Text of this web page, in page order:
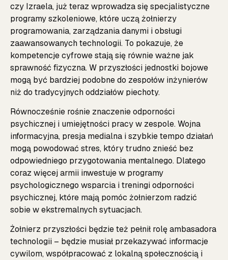
czy Izraela, już teraz wprowadza się specjalistyczne
programy szkoleniowe, które uczą żołnierzy
programowania, zarządzania danymi i obsługi
zaawansowanych technologii. To pokazuje, że
kompetencje cyfrowe stają się równie ważne jak
sprawność fizyczna. W przyszłości jednostki bojowe
mogą być bardziej podobne do zespołów inżynierów
niż do tradycyjnych oddziałów piechoty.
Równocześnie rośnie znaczenie odporności
psychicznej i umiejętności pracy w zespole. Wojna
informacyjna, presja medialna i szybkie tempo działań
mogą powodować stres, który trudno znieść bez
odpowiedniego przygotowania mentalnego. Dlatego
coraz więcej armii inwestuje w programy
psychologicznego wsparcia i treningi odporności
psychicznej, które mają pomóc żołnierzom radzić
sobie w ekstremalnych sytuacjach.
Żołnierz przyszłości będzie też pełnił rolę ambasadora
technologii – będzie musiał przekazywać informacje
cywilom, współpracować z lokalną społecznością i